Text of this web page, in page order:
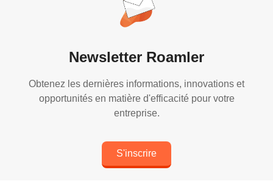
Newsletter Roamler
Obtenez les dernières informations, innovations et
opportunités en matière d'efficacité pour votre
entreprise.
S'inscrire